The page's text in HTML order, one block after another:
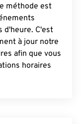
méthode est
d'heure. C'est
à jour notre
afin que vous
horaires